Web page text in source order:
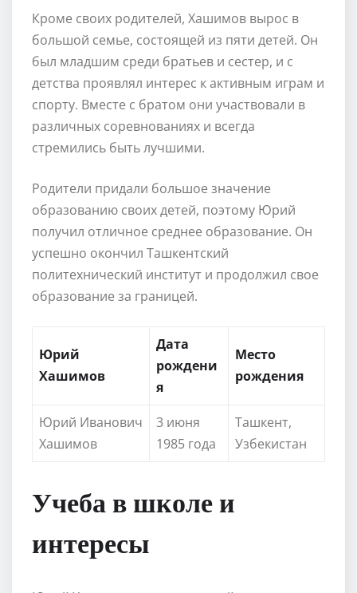
Кроме своих родителей, Хашимов вырос в
большой семье, состоящей из пяти детей. Он
был младшим среди братьев и сестер, и с
детства проявлял интерес к активным играм и
спорту. Вместе с братом они участвовали в
различных соревнованиях и всегда
стремились быть лучшими.
Родители придали большое значение
образованию своих детей, поэтому Юрий
получил отличное среднее образование. Он
успешно окончил Ташкентский
политехнический институт и продолжил свое
образование за границей.
Юрий
Хашимов
Дата
рождени
я
Место
рождения
Юрий Иванович
Хашимов
3 июня
1985 года
Ташкент,
Узбекистан
Учеба в школе и
интересы